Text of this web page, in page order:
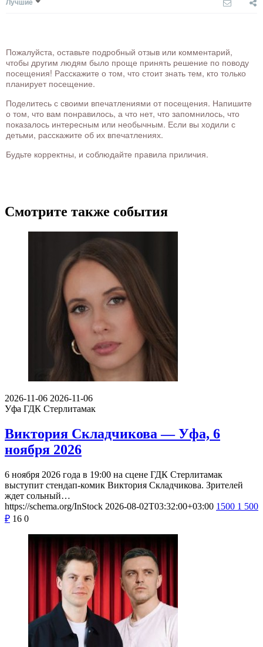
Пожалуйста, оставьте подробный отзыв или комментарий,
чтобы другим людям было проще принять решение по поводу
посещения! Расскажите о том, что стоит знать тем, кто только
планирует посещение.
Поделитесь с своими впечатлениями от посещения. Напишите
о том, что вам понравилось, а что нет, что запомнилось, что
показалось интересным или необычным. Если вы ходили с
детьми, расскажите об их впечатлениях.
Будьте корректны, и соблюдайте правила приличия.
Смотрите также события
2026-11-06 2026-11-06
Уфа ГДК Стерлитамак
Виктория Складчикова — Уфа, 6
ноября 2026
6 ноября 2026 года в 19:00 на сцене ГДК Стерлитамак
выступит стендап-комик Виктория Складчикова. Зрителей
ждет сольный…
https://schema.org/InStock 2026-08-02T03:32:00+03:00 1500 1 500
₽ 16 0